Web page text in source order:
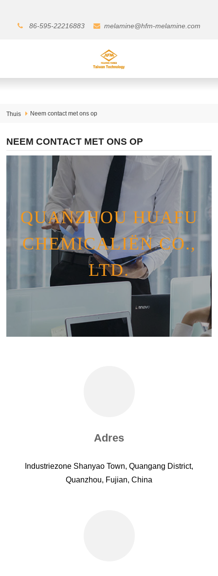
86-595-22216883 melamine@hfm-melamine.com
Thuis Neem contact met ons op
NEEM CONTACT MET ONS OP
QUANZHOU HUAFU
CHEMICALIËN CO.,
LTD.
Adres
Industriezone Shanyao Town, Quangang District,
Quanzhou, Fujian, China